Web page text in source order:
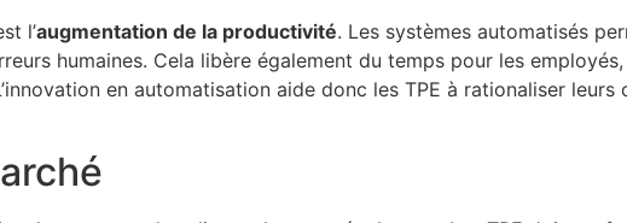
l’augmentation de la productivité. Les systèmes automatisés
humaines. Cela libère également du temps pour les
en automatisation aide donc les TPE à rationaliser leurs